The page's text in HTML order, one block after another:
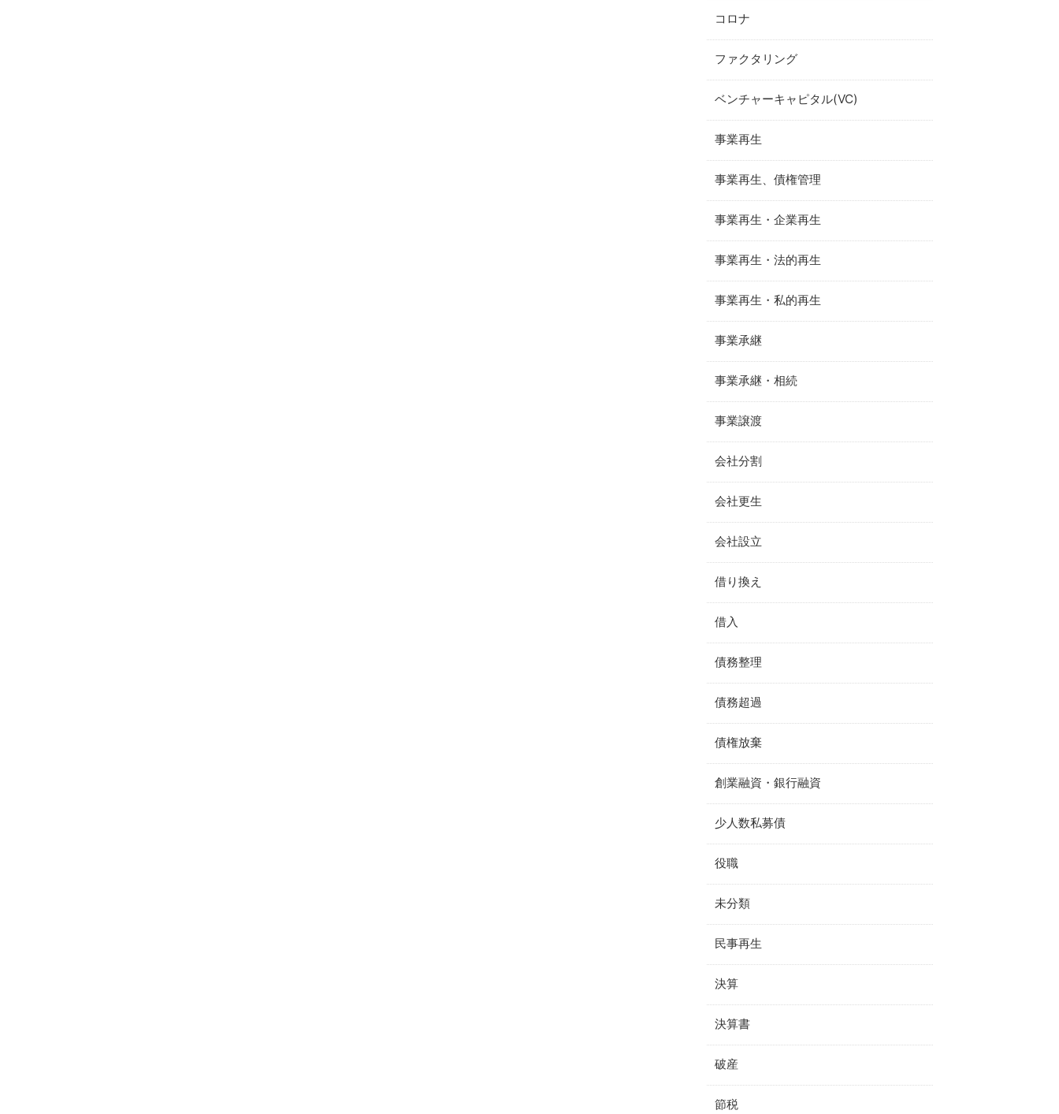
コロナ
ファクタリング
ベンチャーキャピタル(VC)
事業再生
事業再生、債権管理
事業再生・企業再生
事業再生・法的再生
事業再生・私的再生
事業承継
事業承継・相続
事業譲渡
会社分割
会社更生
会社設立
借り換え
借入
債務整理
債務超過
債権放棄
創業融資・銀行融資
少人数私募債
役職
未分類
民事再生
決算
決算書
破産
節税